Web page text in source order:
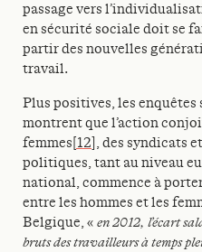
passage vers
en sécurité sociale doit se
partir des nouvelles
travail.
Plus positives, les enquêtes
montrent que l’action
femmes [12] , des syndicats
politiques, tant au niveau
national, commence à
entre les hommes et les
Belgique, « en2012, l’écart
bruts des travailleurs à temps